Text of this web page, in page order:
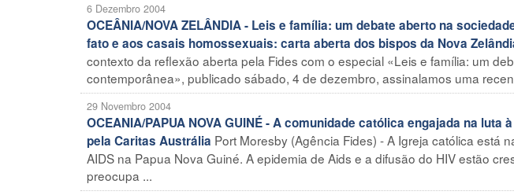
6 Dezembro 2004
OCEÂNIA/NOVA ZELÂNDIA - Leis e família: um debate aberto na
fato e aos casais homossexuais: carta aberta dos bispos da Nova
contexto da reflexão aberta pela Fides com o especial «Leis e família: um
contemporânea», publicado sábado, 4 de dezembro, assinalamos uma
29 Novembro 2004
OCEANIA/PAPUA NOVA GUINÉ - A comunidade católica engajada na
pela Caritas Austrália Port Moresby (Agência Fides) - A Igreja católica está
AIDS na Papua Nova Guiné. A epidemia de Aids e a difusão do HIV estão
preocupa ...